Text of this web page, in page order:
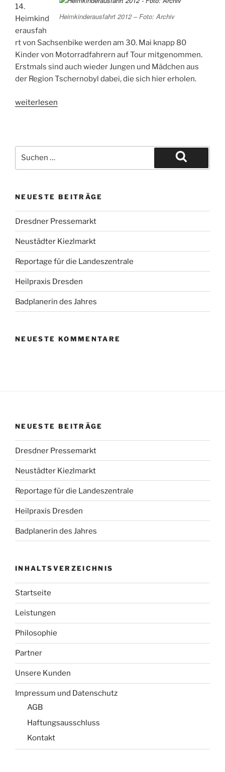
Heimkinderausfahrt 2012 – Foto: Archiv
14.
Heimkind
erausfah
rt von Sachsenbike werden am 30. Mai knapp 80
Kinder von Motorradfahrern auf Tour mitgenommen.
Erstmals sind auch wieder Jungen und Mädchen aus
der Region Tschernobyl dabei, die sich hier erholen.
„Kinder
weiterlesen
nach:
Suchen
NEUESTE BEITRÄGE
Dresdner Pressemarkt
Neustädter Kiezlmarkt
Reportage für die Landeszentrale
Heilpraxis Dresden
Badplanerin des Jahres
NEUESTE KOMMENTARE
NEUESTE BEITRÄGE
Dresdner Pressemarkt
Neustädter Kiezlmarkt
Reportage für die Landeszentrale
Heilpraxis Dresden
Badplanerin des Jahres
INHALTSVERZEICHNIS
Startseite
Leistungen
Philosophie
Partner
Unsere Kunden
Impressum und Datenschutz
AGB
Haftungsausschluss
Kontakt